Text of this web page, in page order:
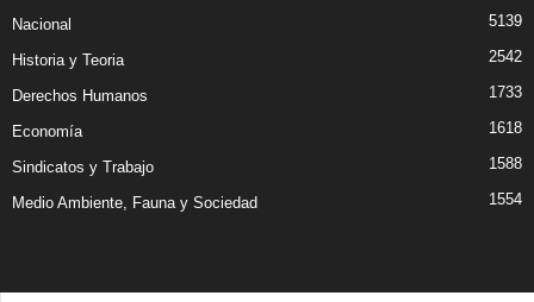
Nacional 5139
Historia y Teoria 2542
Derechos Humanos 1733
Economía 1618
Sindicatos y Trabajo 1588
Medio Ambiente, Fauna y Sociedad 1554